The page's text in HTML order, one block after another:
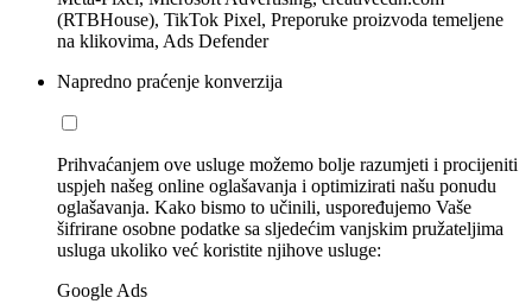
(RTBHouse), TikTok Pixel, Preporuke proizvoda temeljene
na klikovima, Ads Defender
Napredno praćenje konverzija
Prihvaćanjem ove usluge možemo bolje razumjeti i procijeniti
uspjeh našeg online oglašavanja i optimizirati našu ponudu
oglašavanja. Kako bismo to učinili, uspoređujemo Vaše
šifrirane osobne podatke sa sljedećim vanjskim pružateljima
usluga ukoliko već koristite njihove usluge:
Google Ads